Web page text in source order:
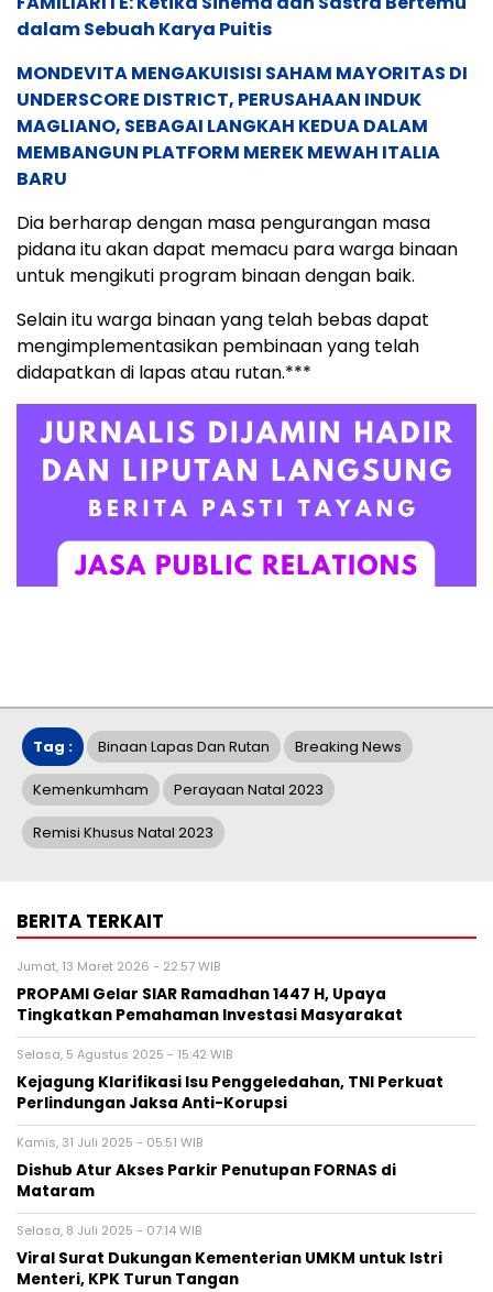
dalam Sebuah Karya Puitis
MONDEVITA MENGAKUISISI SAHAM MAYORITAS DI
UNDERSCORE DISTRICT, PERUSAHAAN INDUK
MAGLIANO, SEBAGAI LANGKAH KEDUA DALAM
MEMBANGUN PLATFORM MEREK MEWAH ITALIA
BARU
Dia berharap dengan masa pengurangan masa
pidana itu akan dapat memacu para warga binaan
untuk mengikuti program binaan dengan baik.
Selain itu warga binaan yang telah bebas dapat
mengimplementasikan pembinaan yang telah
didapatkan di lapas atau rutan.***
Tag : Binaan Lapas Dan Rutan Breaking News
Kemenkumham Perayaan Natal 2023
Remisi Khusus Natal 2023
BERITA TERKAIT
Jumat, 13 Maret 2026 - 22:57 WIB
PROPAMI Gelar SIAR Ramadhan 1447 H, Upaya
Tingkatkan Pemahaman Investasi Masyarakat
Selasa, 5 Agustus 2025 - 15:42 WIB
Kejagung Klarifikasi Isu Penggeledahan, TNI Perkuat
Perlindungan Jaksa Anti-Korupsi
Kamis, 31 Juli 2025 - 05:51 WIB
Dishub Atur Akses Parkir Penutupan FORNAS di
Mataram
Selasa, 8 Juli 2025 - 07:14 WIB
Viral Surat Dukungan Kementerian UMKM untuk Istri
Menteri, KPK Turun Tangan